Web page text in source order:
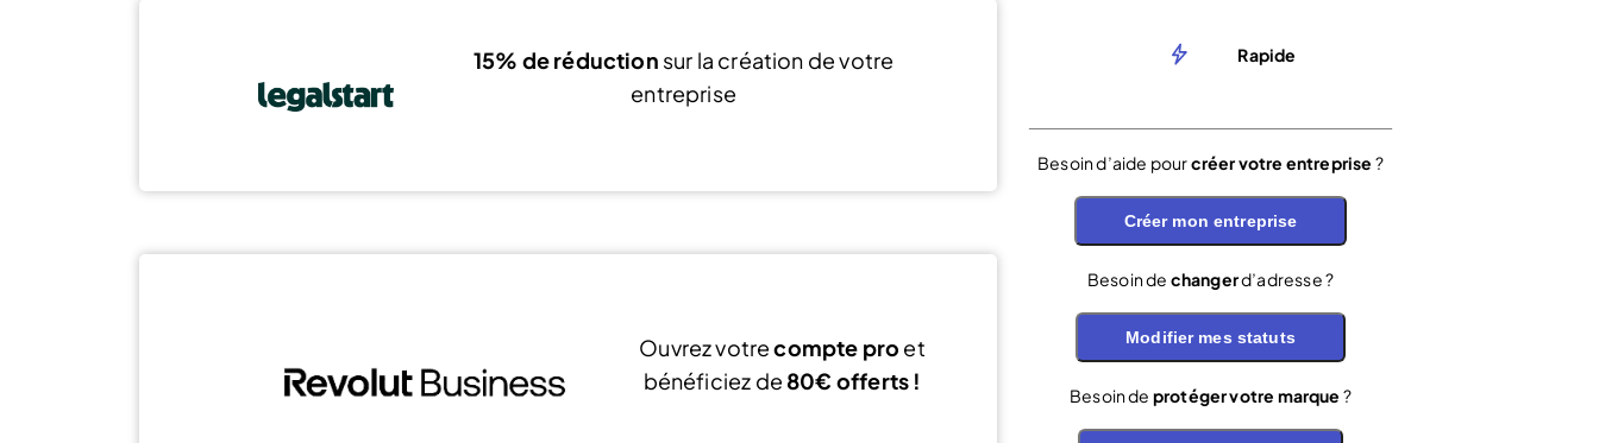
15% de réduction sur la création de votre
entreprise
Ouvrez votrecompte pro et
bénéficiez de 80€ offerts !
Rapide
Besoin d’aide pourcréer votre entreprise ?
Créer mon entreprise
Besoin de changerd’adresse ?
Modifier mes statuts
Besoin de protéger votre marque ?